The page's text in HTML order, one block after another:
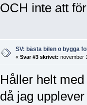
OCH inte att
SV: bästa bilen o bygga
« Svar #3 skrivet: november
Håller helt
då jag